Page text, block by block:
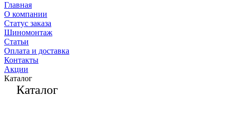
Главная
О компании
Статус заказа
Шиномонтаж
Статьи
Оплата и доставка
Контакты
Акции
Каталог
Каталог